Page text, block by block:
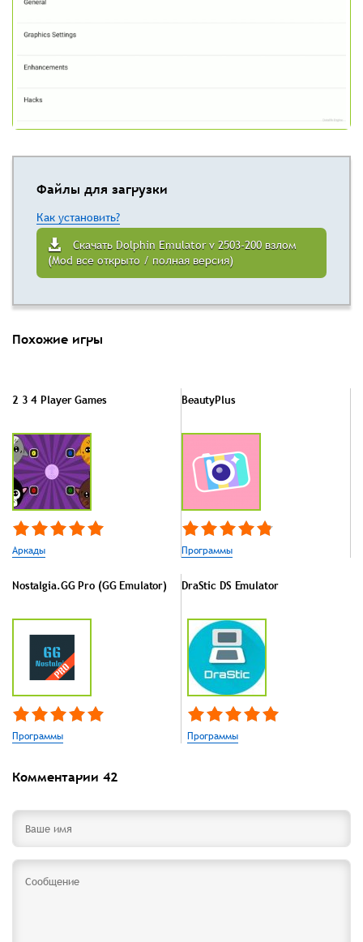
Файлы для загрузки
Как установить?
Скачать Dolphin Emulator v 2503-200 взлом
(Mod все открыто / полная версия)
Похожие игры
2 3 4 Player Games
Аркады
BeautyPlus
Программы
Nostalgia.GG Pro (GG Emulator)
Программы
DraStic DS Emulator
Программы
Комментарии 42